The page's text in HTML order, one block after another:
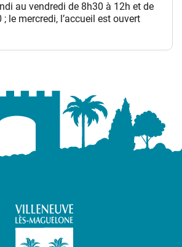
au vendredi de 8h30 à 12h et de
le mercredi, l’accueil est ouvert